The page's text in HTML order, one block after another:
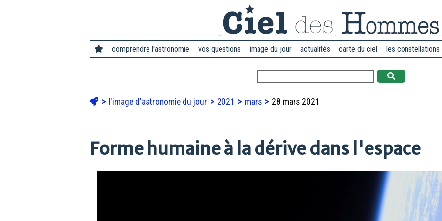
comprendre l'astronomie vos questions image du jour actualités carte du ciel les constellations
l'image d'astronomie du jour 2021 mars 28 mars 2021
Forme humaine à la dérive dans l'espace